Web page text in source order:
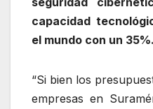
capacidad
el mundo con un 35%.
“Si bien los
empresas en